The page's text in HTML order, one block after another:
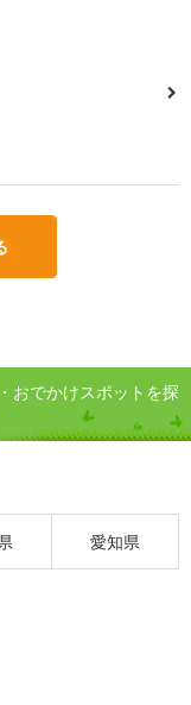
おでかけスポットを探
愛知県